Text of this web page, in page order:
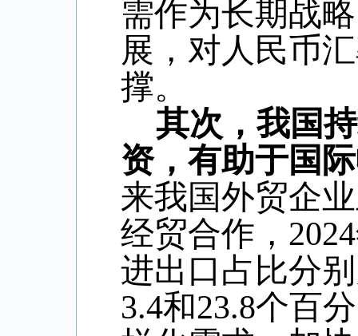
需作为长期战
展，对人民币
撑。
其次，我国持
资，有助于国
来我国外贸企
经贸合作， 2024
进出口占比分
3.4和23.8个百